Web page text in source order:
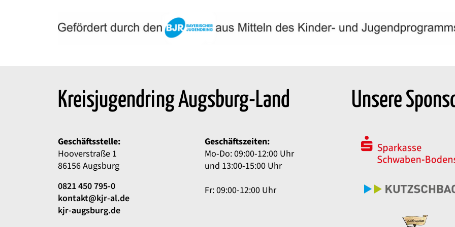
Kreisjugendring Augsburg-Land
Geschäftsstelle:
Hooverstraße 1
86156 Augsburg
0821 450 795-0
kontakt@kjr-al.de
kjr-augsburg.de
Geschäftszeiten:
Mo-Do: 09:00-12:00 Uhr
und 13:00-15:00 Uhr
Fr: 09:00-12:00 Uhr
Unsere